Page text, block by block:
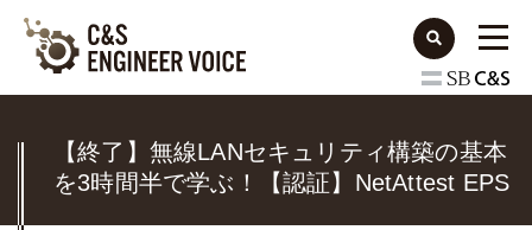
【終了】無線LANセキュリティ構築の基本
を3時間半で学ぶ！【認証】NetAttest EPS